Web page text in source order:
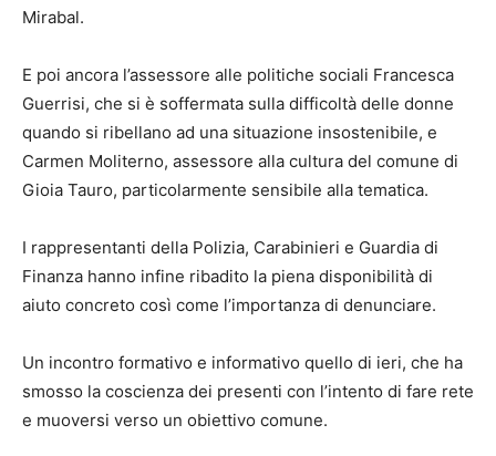
Mirabal.
E poi ancora l’assessore alle politiche sociali Francesca
Guerrisi, che si è soffermata sulla difficoltà delle donne
quando si ribellano ad una situazione insostenibile, e
Carmen Moliterno, assessore alla cultura del comune di
Gioia Tauro, particolarmente sensibile alla tematica.
I rappresentanti della Polizia, Carabinieri e Guardia di
Finanza hanno infine ribadito la piena disponibilità di
aiuto concreto così come l’importanza di denunciare.
Un incontro formativo e informativo quello di ieri, che ha
smosso la coscienza dei presenti con l’intento di fare rete
e muoversi verso un obiettivo comune.